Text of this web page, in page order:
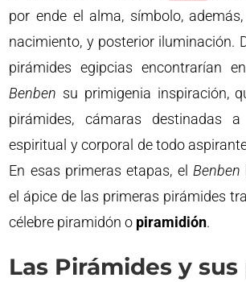
por ende el alma, símbolo,
nacimiento, y posterior iluminación.
pirámides egipcias encontrarían
Benben su primigenia inspiración,
pirámides, cámaras destinadas
espiritual y corporal de todo
En esas primeras etapas, elBenben
el ápice de las primeras pirámides
célebre piramidón o piramidión.
Las Pirámides y